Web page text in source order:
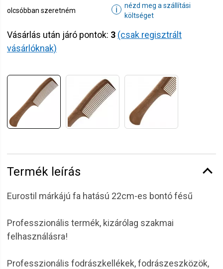
olcsóbban szeretném ℹ
nézd meg a szállítási
költséget
Vásárlás után járó pontok: 3 (csak regisztrált
vásárlóknak)
Termék leírás
Eurostil márkájú fa hatású 22cm-es bontó fésű
Professzionális termék, kizárólag szakmai
felhasználásra!
Professzionális fodrászkellékek, fodrászeszközök,